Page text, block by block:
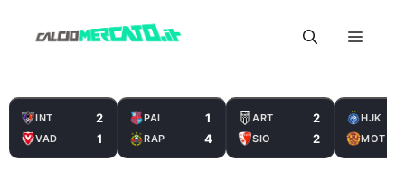
Menu
INT 2
VAD 1
PAI 1
RAP 4
ART 2
SIO 2
HJK
MOT